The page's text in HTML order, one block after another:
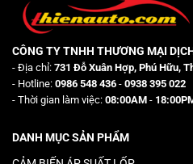
CÔNG TY TNHH THƯƠNG MẠI
- Địa chỉ: 731 Đỗ Xuân Hợp, Phú Hữu,
- Hotline: 0986 548 436 - 0938 395 022
- Thời gian làm việc: 08:00AM -
DANH MỤC SẢN PHẨM